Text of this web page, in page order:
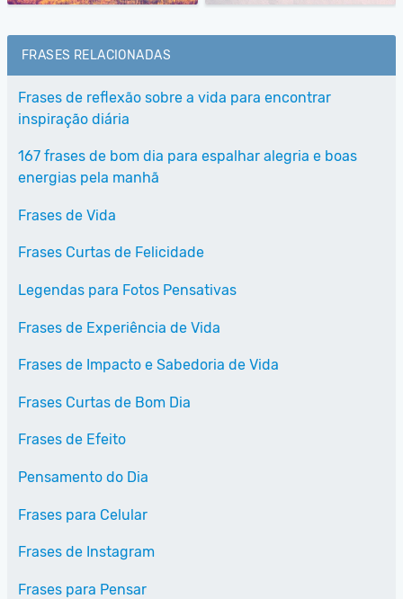
FRASES RELACIONADAS
Frases de reflexão sobre a vida para encontrar
inspiração diária
167 frases de bom dia para espalhar alegria e boas
energias pela manhã
Frases de Vida
Frases Curtas de Felicidade
Legendas para Fotos Pensativas
Frases de Experiência de Vida
Frases de Impacto e Sabedoria de Vida
Frases Curtas de Bom Dia
Frases de Efeito
Pensamento do Dia
Frases para Celular
Frases de Instagram
Frases para Pensar